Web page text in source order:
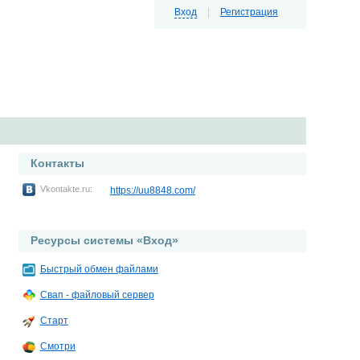
Вход Регистрация
Контакты
Vkontakte.ru: https://uu8848.com/
Ресурсы системы «Вход»
Быстрый обмен файлами
Свап - файловый сервер
Старт
Смотри